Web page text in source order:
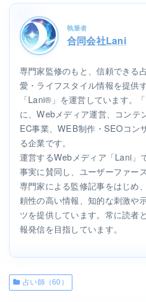
執筆者
合同会社Lani
専門家監修のもと、信頼できる
愛・ライフスタイル情報を提供
「Lani®」を運営しています。
に、Webメディア運営、コンテ
EC事業、WEB制作・SEOコン
る企業です。
運営するWebメディア「Lani」
事実に賛同し、ユーザーファー
専門家による監修記事をはじめ
頼性の高い情報、知的な刺激や
ツを提供しています。常に読者
報発信を目指しています。
占い師（60）